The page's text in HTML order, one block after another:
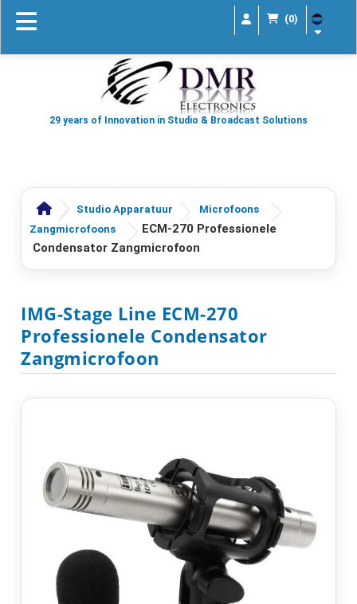
(0)
29 years of Innovation in Studio & Broadcast Solutions
Studio Apparatuur
Microfoons
Zangmicrofoons
ECM-270 Professionele
Condensator Zangmicrofoon
IMG-Stage Line ECM-270
Professionele Condensator
Zangmicrofoon